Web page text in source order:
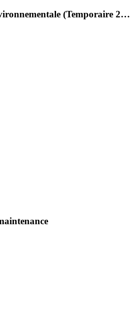
(Temporaire 2…